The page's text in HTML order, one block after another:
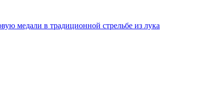
медали в традиционной стрельбе из лука